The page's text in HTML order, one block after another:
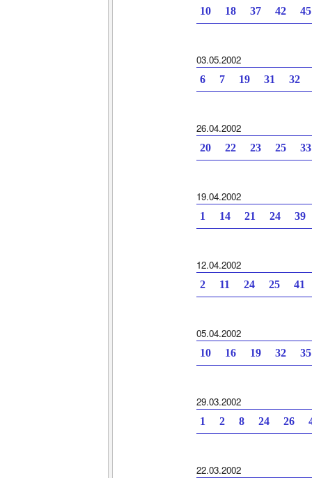
10 18 37 42
03.05.2002
6 7 19 31 32
26.04.2002
20 22 23 25
19.04.2002
1 14 21 24 39
12.04.2002
2 11 24 25 41
05.04.2002
10 16 19 32
29.03.2002
1 2 8 24 26
22.03.2002